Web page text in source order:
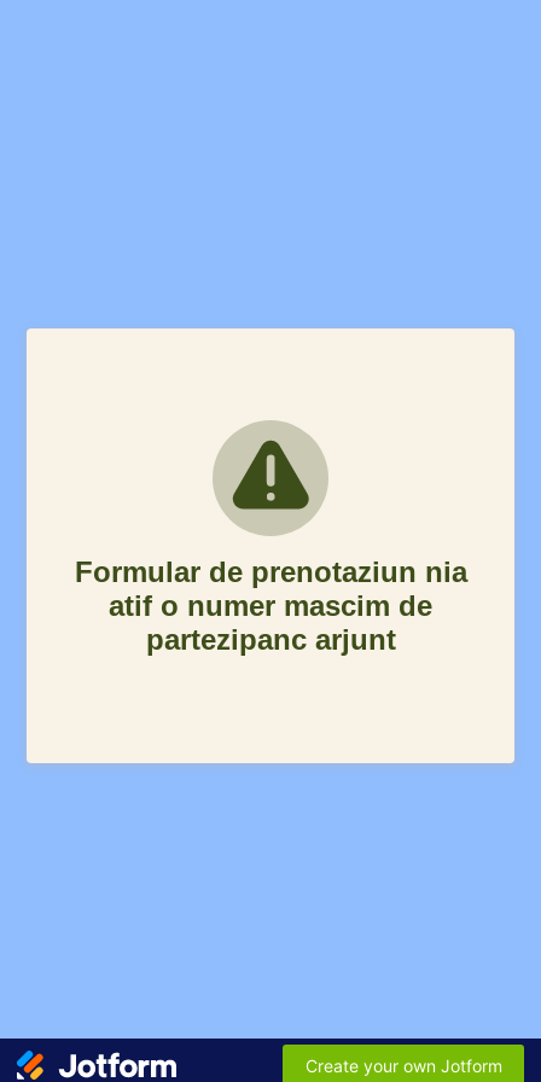
Formular de prenotaziun nia
atif o numer mascim de
partezipanc arjunt
Create your own Jotform